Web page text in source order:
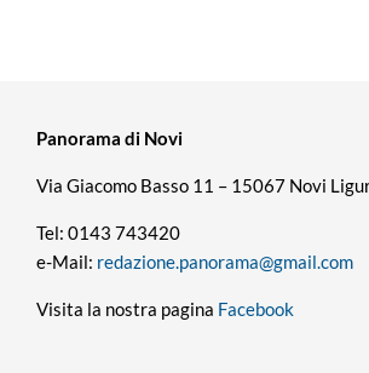
Panorama di Novi
Via Giacomo Basso 11 – 15067 Novi
Tel: 0143 743420
e-Mail: redazione.panorama@gmail.com
Visita la nostra pagina Facebook